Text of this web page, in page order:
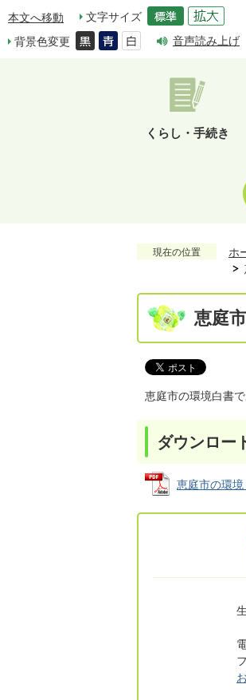
本文へ移動
文字サイズ
背景色変更
音声読み上げ
くらし・手続き
現在の位置 ホ
恵庭
恵庭市の環境白書
ダウンロー
恵庭市の環